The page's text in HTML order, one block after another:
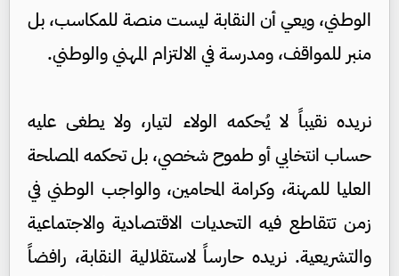
الوطني، ويعي أن النقابة ليست منصة للمكاسب، بل
منبر للمواقف، ومدرسة في الالتزام المهني والوطني.
نريده نقيباً لا يُحكمه الولاء لتيار، ولا يطغى عليه
حساب انتخابي أو طموح شخصي، بل تحكمه المصلحة
العليا للمهنة، وكرامة المحامين، والواجب الوطني في
زمن تتقاطع فيه التحديات الاقتصادية والاجتماعية
والتشريعية. نريده حارساً لاستقلالية النقابة، رافضاً